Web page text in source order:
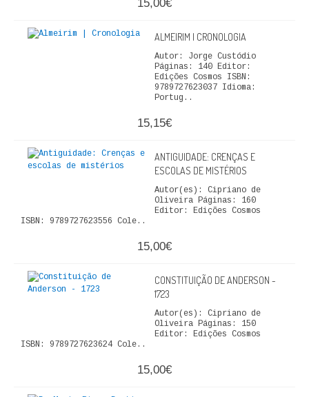
15,00€
ALMEIRIM | CRONOLOGIA
Autor: Jorge Custódio
Páginas: 140 Editor:
Edições Cosmos ISBN:
9789727623037 Idioma:
Portug..
15,15€
ANTIGUIDADE: CRENÇAS E
ESCOLAS DE MISTÉRIOS
Autor(es): Cipriano de
Oliveira Páginas: 160
Editor: Edições Cosmos
ISBN: 9789727623556 Cole..
15,00€
CONSTITUIÇÃO DE ANDERSON -
1723
Autor(es): Cipriano de
Oliveira Páginas: 150
Editor: Edições Cosmos
ISBN: 9789727623624 Cole..
15,00€